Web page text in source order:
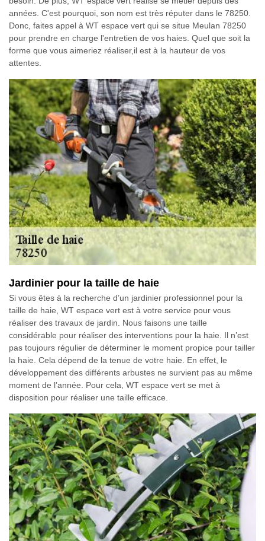
années. C'est pourquoi, son nom est très réputer dans le 78250.
Donc, faites appel à WT espace vert qui se situe Meulan 78250
pour prendre en charge l'entretien de vos haies. Quel que soit la
forme que vous aimeriez réaliser,il est à la hauteur de vos
attentes.
Jardinier pour la taille de haie
Si vous êtes à la recherche d’un jardinier professionnel pour la
taille de haie, WT espace vert est à votre service pour vous
réaliser des travaux de jardin. Nous faisons une taille
considérable pour réaliser des interventions pour la haie. Il n’est
pas toujours régulier de déterminer le moment propice pour tailler
la haie. Cela dépend de la tenue de votre haie. En effet, le
développement des différents arbustes ne survient pas au même
moment de l’année. Pour cela, WT espace vert se met à
disposition pour réaliser une taille efficace.